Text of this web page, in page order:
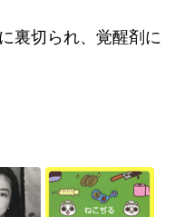
裏切られ、覚醒剤に